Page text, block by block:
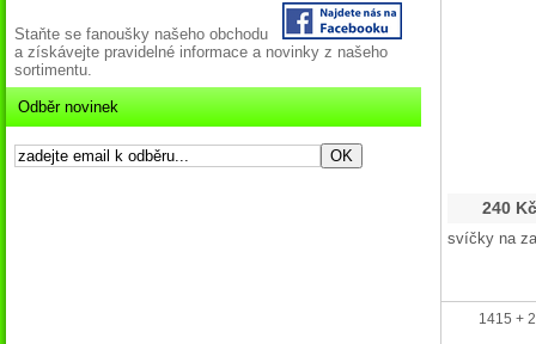
Staňte se fanoušky našeho obchodu
a získávejte pravidelné informace a novinky z našeho
sortimentu.
Odběr novinek
240
svíčky na
1415 +